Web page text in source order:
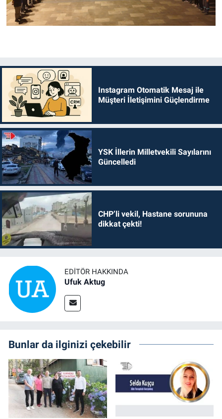
Instagram Otomatik Mesaj ile
Müşteri İletişimini Güçlendirme
YSK İllerin Milletvekili Sayılarını
Güncelledi
CHP’li vekil, Hastane sorununa
dikkat çekti!
EDITÖR HAKKINDA
Ufuk Aktug
Bunlar da ilginizi çekebilir